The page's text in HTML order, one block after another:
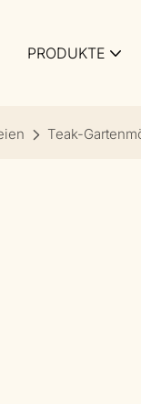
PRODUKTE
Teak-